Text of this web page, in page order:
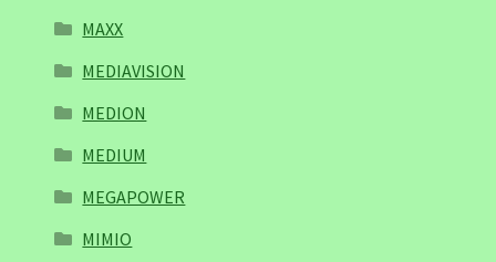
MAXX
MEDIAVISION
MEDION
MEDIUM
MEGAPOWER
MIMIO